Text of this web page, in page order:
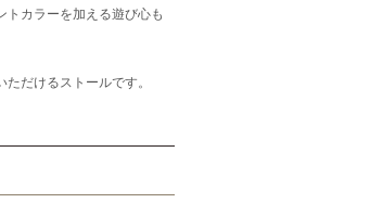
トカラーを加える遊び心も
だけるストールです。